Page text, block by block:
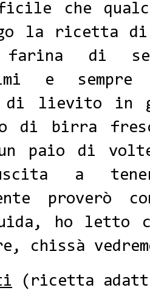
che
la ricetta
di
e
di lievito in
birra
paio di
a
ho letto
chissà
(ricetta